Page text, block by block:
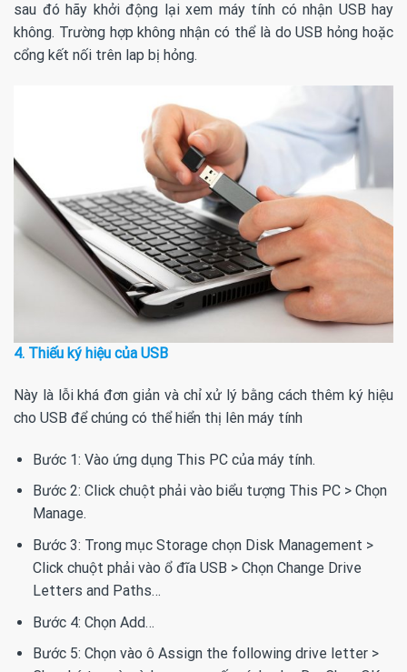
sau đó hãy khởi động lại xem máy tính có nhận USB hay
không. Trường hợp không nhận có thể là do USB hỏng hoặc
cổng kết nối trên lap bị hỏng.
4. Thiếu ký hiệu của USB
Này là lỗi khá đơn giản và chỉ xử lý bằng cách thêm ký hiệu
cho USB để chúng có thể hiển thị lên máy tính
Bước 1: Vào ứng dụng This PC của máy tính.
Bước 2: Click chuột phải vào biểu tượng This PC > Chọn
Manage.
Bước 3: Trong mục Storage chọn Disk Management >
Click chuột phải vào ổ đĩa USB > Chọn Change Drive
Letters and Paths…
Bước 4: Chọn Add…
Bước 5: Chọn vào ô Assign the following drive letter >